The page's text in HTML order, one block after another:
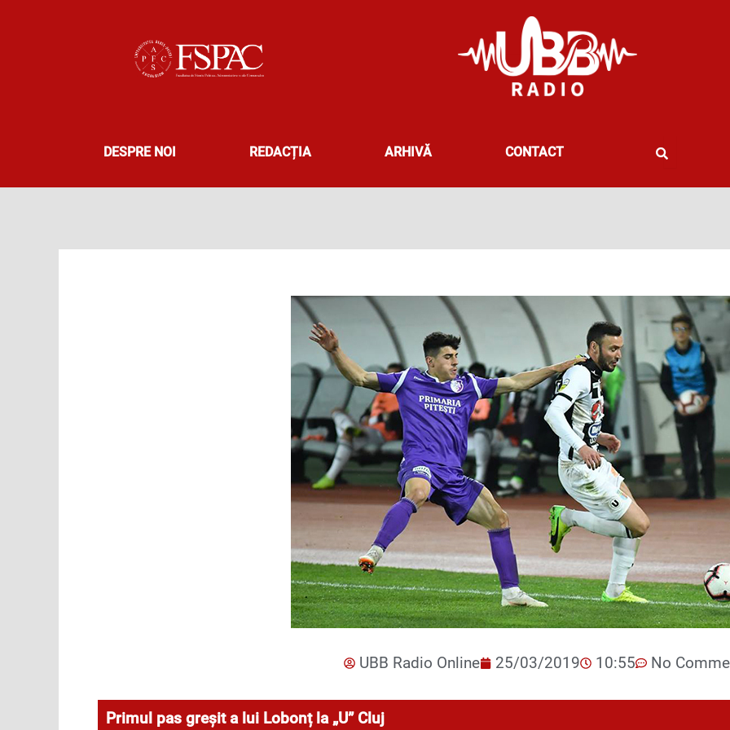
DESPRE NOI REDACȚIA ARHIVĂ CONTACT
UBB Radio Online 25/03/2019 10:55 No
Primul pas greșit a lui Lobonț la „U” Cluj